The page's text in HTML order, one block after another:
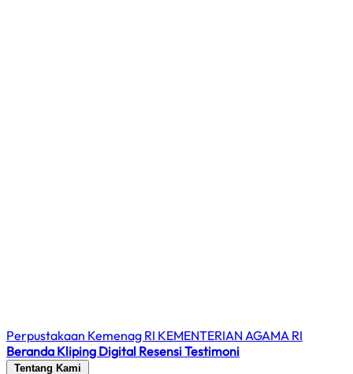
Perpustakaan Kemenag RI KEMENTERIAN AGAMA RI
Beranda Kliping Digital ResensiTestimoni
Tentang Kami